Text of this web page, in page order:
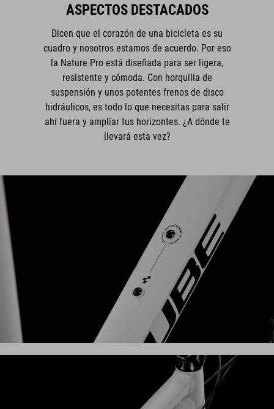
ASPECTOS DESTACADOS
Dicen que el corazón de una bicicleta es su
cuadro y nosotros estamos de acuerdo. Por eso
la Nature Pro está diseñada para ser ligera,
resistente y cómoda. Con horquilla de
suspensión y unos potentes frenos de disco
hidráulicos, es todo lo que necesitas para salir
ahí fuera y ampliar tus horizontes. ¿A dónde te
llevará esta vez?